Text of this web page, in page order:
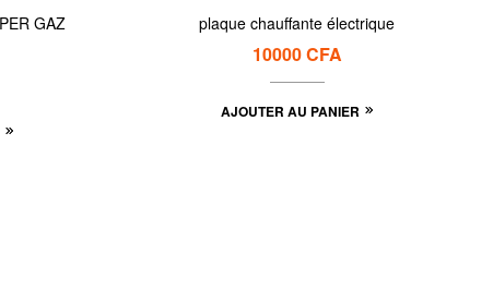
plaque chauffante électrique
10000CFA
AJOUTER AU PANIER